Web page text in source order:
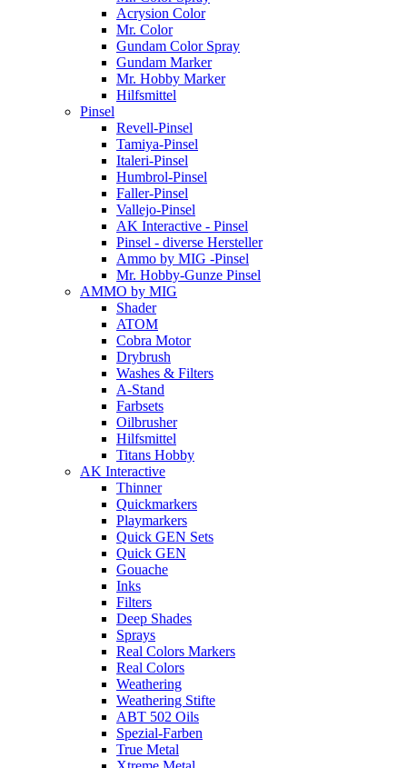
Acrysion Color
Mr. Color
Gundam Color Spray
Gundam Marker
Mr. Hobby Marker
Hilfsmittel
Pinsel
Revell-Pinsel
Tamiya-Pinsel
Italeri-Pinsel
Humbrol-Pinsel
Faller-Pinsel
Vallejo-Pinsel
AK Interactive - Pinsel
Pinsel - diverse Hersteller
Ammo by MIG -Pinsel
Mr. Hobby-Gunze Pinsel
AMMO by MIG
Shader
ATOM
Cobra Motor
Drybrush
Washes & Filters
A-Stand
Farbsets
Oilbrusher
Hilfsmittel
Titans Hobby
AK Interactive
Thinner
Quickmarkers
Playmarkers
Quick GEN Sets
Quick GEN
Gouache
Inks
Filters
Deep Shades
Sprays
Real Colors Markers
Real Colors
Weathering
Weathering Stifte
ABT 502 Oils
Spezial-Farben
True Metal